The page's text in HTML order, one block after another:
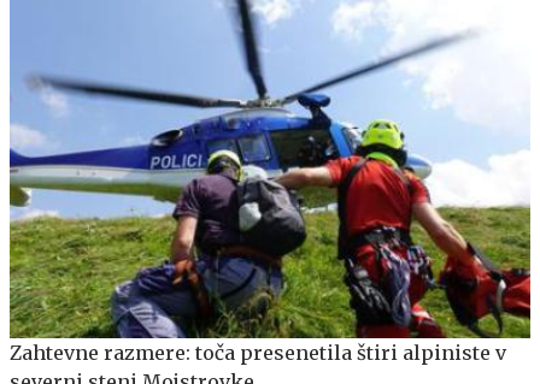
Zahtevne razmere: toča presenetila štiri alpiniste v